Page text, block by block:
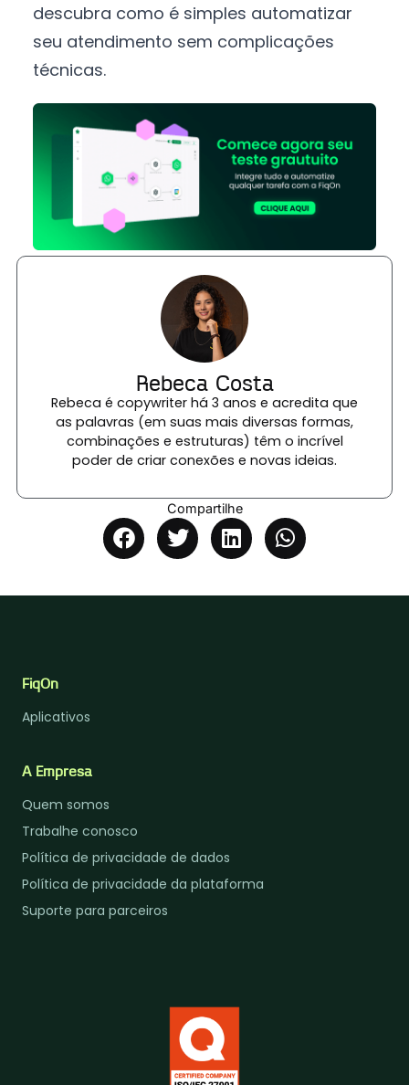
descubra como é simples automatizar
seu atendimento sem complicações
técnicas.
Rebeca Costa
Rebeca é copywriter há 3 anos e acredita que
as palavras (em suas mais diversas formas,
combinações e estruturas) têm o incrível
poder de criar conexões e novas ideias.
Compartilhe
FiqOn
Aplicativos
A Empresa
Quem somos
Trabalhe conosco
Política de privacidade de dados
Política de privacidade da plataforma
Suporte para parceiros